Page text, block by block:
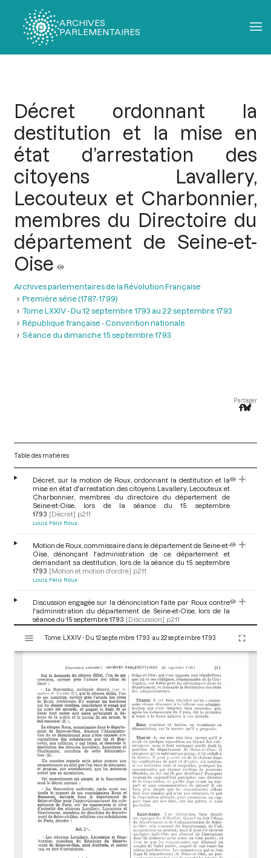
ARCHIVES
PARLEMENTAIRES
Décret ordonnant la
destitution et la mise en
état d’arrestation des
citoyens Lavallery,
Lecouteux et Charbonnier,
membres du Directoire du
département de Seine-et-
Oise
Archives parlementaires de la Révolution Française
Première série (1787-1799)
Tome LXXIV - Du 12 septembre 1793 au 22 septembre 1793
République française - Convention nationale
Séance du dimanche 15 septembre 1793
Partager
Table des matières
Décret, sur la motion de Roux, ordonnant la destitution et la
mise en état d'arrestation des citoyens Lavallery, Lecouteux et
Charbonnier, membres du directoire du département de
Seine-et-Oise, lors de la séance du 15 septembre
1793 [Décret] p.211
Louis Félix Roux
Motion de Roux, commissaire dans le département de Seine-et-
Oise, dénonçant l'administration de ce département et
demandant sa destitution, lors de la séance du 15 septembre
1793 [Motion et motion d'ordre] p.211
Louis Félix Roux
Discussion engagée sur la dénonciation faite par Roux contre
l'administration du département de Seine-et-Oise, lors de la
séance du 15 septembre 1793 [Discussion] p.211
s
Tome LXXIV - Du 12 septembre 1793 au 22 septembre 1793